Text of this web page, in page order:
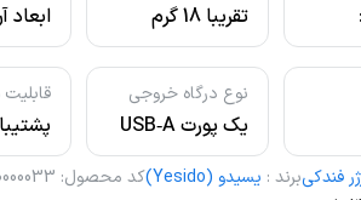
(PC / ABS) و
/
تقریبا 18 گرم
نوع درگاه خروجی
یک پورت USB‑A
یک پورت USB
Type‑C
فندکیبرند : یسیدو (Yesido) کد محصول: